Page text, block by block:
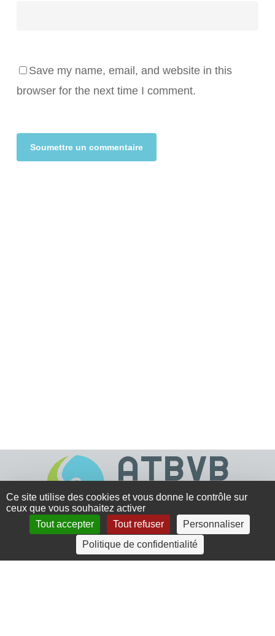
Save my name, email, and website in this
browser for the next time I comment.
4 rue Crec’h-Ugen
22810 Belle Isle en Terre
Ce site utilise des cookies et vous donne le contrôle sur
ceux que vous souhaitez activer
Tout accepter
Tout refuser
Personnaliser
Politique de confidentialité